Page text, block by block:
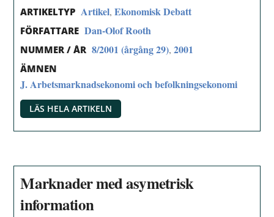
ARTIKELTYP Artikel,Ekonomisk Debatt
FÖRFATTARE Dan-Olof Rooth
NUMMER / ÅR 8/2001 (årgång 29),2001
ÄMNEN
J. Arbetsmarknadsekonomi och befolkningsekonomi
LÄS HELA ARTIKELN
Marknader med asymetrisk
information